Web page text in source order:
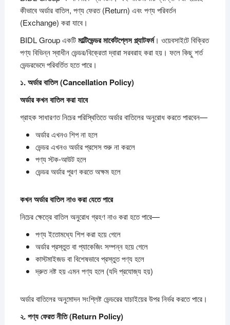
কীভাবে অর্ডার বাতিল, পণ্য ফেরত (Return) এবং পণ্য পরিবর্তন
(Exchange) করা যাবে।
BIDL Group একটিমাল্টিভেন্ডরমার্কেটপ্লেসপ্ল্যাটফর্ম। ওয়েবসাইটে বিক্রিত
পণ্য বিভিন্ন স্বাধীন ভেন্ডর/বিক্রেতা দ্বারা সরবরাহ করা হয়। ফলে কিছু শর্ত
ভেন্ডরভেদে পরিবর্তিত হতে পারে।
১.অর্ডারবাতিল (Cancellation Policy)
অর্ডারকখনবাতিলকরাযাবে
গ্রাহক সাধারণত নিচের পরিস্থিতিতে অর্ডার বাতিলের অনুরোধ করতে পারবেন—
অর্ডার এখনও শিপ না হলে
ভেন্ডর এখনও অর্ডার প্রসেস শুরু না করলে
পণ্য স্টক-আউট হলে
ভেন্ডর অর্ডার পূরণ করতে অক্ষম হলে
কখনঅর্ডারবাতিলনাওকরাযেতেপারে
নিচের ক্ষেত্রে বাতিল অনুরোধ গ্রহণ নাও করা হতে পারে—
পণ্য ইতোমধ্যে শিপ করা হয়ে গেলে
অর্ডার প্রস্তুত বা প্যাকেজিং সম্পন্ন হয়ে গেলে
কাস্টমাইজড বা বিশেষভাবে প্রস্তুত পণ্য হলে
দ্রুত নষ্ট হয় এমন পণ্য হলে (যদি প্রযোজ্য হয়)
অর্ডার বাতিলের অনুমোদন সংশ্লিষ্ট ভেন্ডরের যাচাইয়ের উপর নির্ভর করতে পারে।
২.পণ্যফেরতনীতি (Return Policy)